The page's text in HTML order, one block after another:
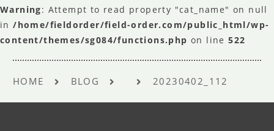
Warning: Attempt to read property "cat_name" on null
in/home/fieldorder/field-order.com/public_html/wp-
content/themes/sg084/functions.php on line522
HOME BLOG 20230402_112